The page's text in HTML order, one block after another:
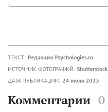
ТЕКСТ: Редакция Psychologies.ru
ИСТОЧНИК ФОТОГРАФИЙ: Shutterstock
ДАТА ПУБЛИКАЦИИ: 24 июля 2023
Комментарии 0